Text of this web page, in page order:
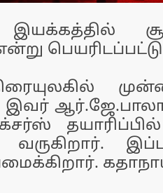
இயக்கத்தில்
என்று
இவர்
வருகிறார்.